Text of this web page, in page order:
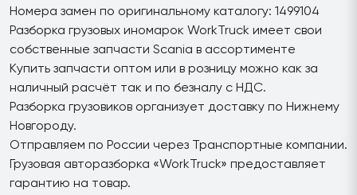
Номера замен по оригинальному каталогу: 1499104
Разборка грузовых иномарок WorkTruck имеет свои
собственные запчасти Scania в ассортименте
Купить запчасти оптом или в розницу можно как за
наличный расчёт так и по безналу с НДС.
Разборка грузовиков организует доставку по Нижнему
Новгороду.
Отправляем по России через Транспортные компании.
Грузовая авторазборка «WorkTruck» предоставляет
гарантию на товар.